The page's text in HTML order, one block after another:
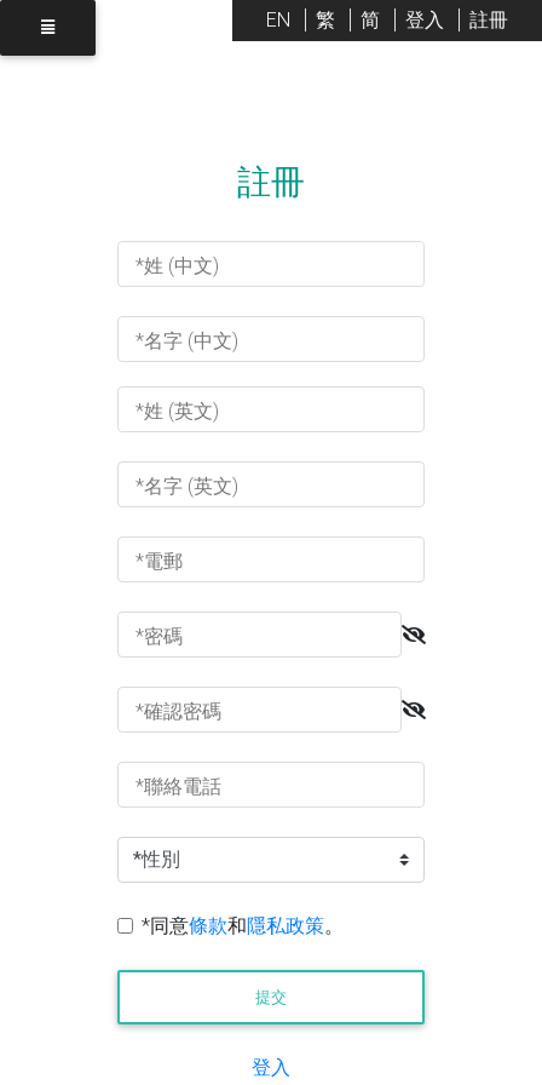
EN 繁 简 登入 註冊
註冊
*姓 (中文)
*名字 (中文)
*姓 (英文)
*名字 (英文)
*電郵
*密碼
*確認密碼
*聯絡電話
*同意條款和隱私政策。
提交
登入